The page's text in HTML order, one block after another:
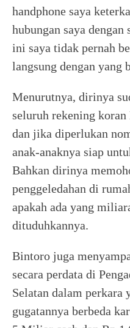
handphone saya
hubungan saya dengan
ini saya tidak pernah
langsung dengan yang
Menurutnya, dirinya
seluruh rekening
dan jika diperlukan
anak-anaknya siap
Bahkan dirinya
penggeledahan di
apakah ada yang
dituduhkannya.
Bintoro juga
secara perdata di
Selatan dalam perkara
gugatannya berbeda